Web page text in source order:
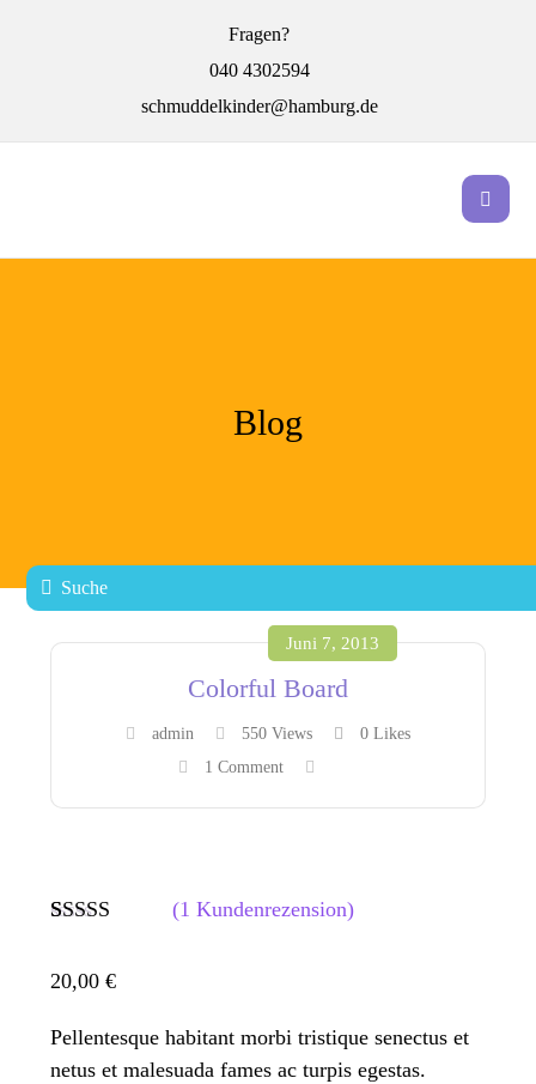
Fragen?
040 4302594
schmuddelkinder@hamburg.de
Blog
Juni 7, 2013
Colorful Board
admin 550 Views 0 Likes
1 Comment
von 5,
auf
Kundenbe
wertung
(1 Kundenrezension)
20,00€
Pellentesque habitant morbi tristique senectus et
netus et malesuada fames ac turpis egestas.